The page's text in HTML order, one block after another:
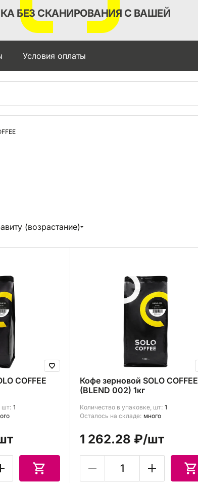
БЕЗ СКАНИРОВАНИЯ С ВАШЕЙ
Условия оплаты
(возрастание)
COFFEE
шт: 1
Кофе зерновой SOLO COFFEE
(BLEND 002) 1кг
Количество в упаковке, шт: 1
Осталось на складе: много
1 262.28 ₽/шт